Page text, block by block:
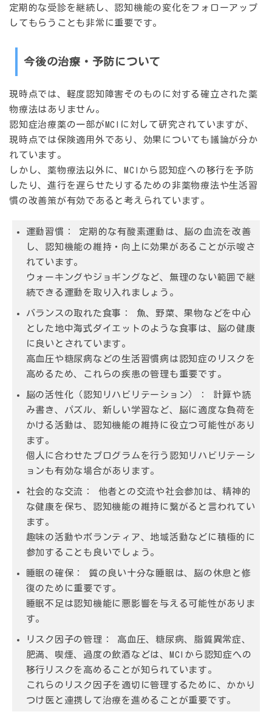
定期的な受診を継続し、認知機能の変化をフォローアップ
してもらうことも非常に重要です。
今後の治療・予防について
現時点では、軽度認知障害そのものに対する確立された薬
物療法はありません。
認知症治療薬の一部がMCIに対して研究されていますが、
現時点では保険適用外であり、効果についても議論が分か
れています。
しかし、薬物療法以外に、MCIから認知症への移行を予防
したり、進行を遅らせたりするための非薬物療法や生活習
慣の改善策が有効であると考えられています。
運動習慣：
定期的な有酸素運動は、脳の血流を改善
し、認知機能の維持・向上に効果があることが示唆さ
れています。
ウォーキングやジョギングなど、無理のない範囲で継
続できる運動を取り入れましょう。
バランスの取れた食事：
魚、野菜、果物などを中心
とした地中海式ダイエットのような食事は、脳の健康
に良いとされています。
高血圧や糖尿病などの生活習慣病は認知症のリスクを
高めるため、これらの疾患の管理も重要です。
脳の活性化（認知リハビリテーション）：
計算や読
み書き、パズル、新しい学習など、脳に適度な負荷を
かける活動は、認知機能の維持に役立つ可能性があり
ます。
個人に合わせたプログラムを行う認知リハビリテーシ
ョンも有効な場合があります。
社会的な交流：
他者との交流や社会参加は、精神的
な健康を保ち、認知機能の維持に繋がると言われてい
ます。
趣味の活動やボランティア、地域活動などに積極的に
参加することも良いでしょう。
睡眠の確保：
質の良い十分な睡眠は、脳の休息と修
復のために重要です。
睡眠不足は認知機能に悪影響を与える可能性がありま
す。
リスク因子の管理：
高血圧、糖尿病、脂質異常症、
肥満、喫煙、過度の飲酒などは、MCIから認知症への
移行リスクを高めることが知られています。
これらのリスク因子を適切に管理するために、かかり
つけ医と連携して治療を進めることが重要です。